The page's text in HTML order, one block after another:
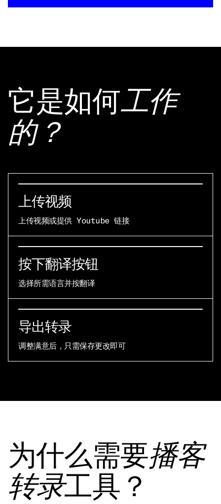
它是如何工作
的？
上传视频
上传视频或提供 Youtube 链接
按下翻译按钮
选择所需语言并按翻译
导出转录
调整满意后，只需保存更改即可
为什么需要播客
转录工具？